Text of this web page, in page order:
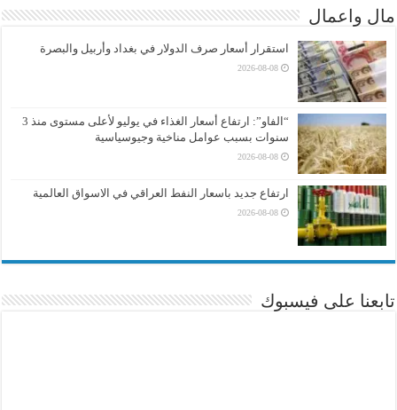
مال واعمال
استقرار أسعار صرف الدولار في بغداد وأربيل والبصرة
2026-08-08
“الفاو”: ارتفاع أسعار الغذاء في يوليو لأعلى مستوى منذ 3
سنوات بسبب عوامل مناخية وجيوسياسية
2026-08-08
ارتفاع جديد باسعار النفط العراقي في الاسواق العالمية
2026-08-08
تابعنا على فيسبوك